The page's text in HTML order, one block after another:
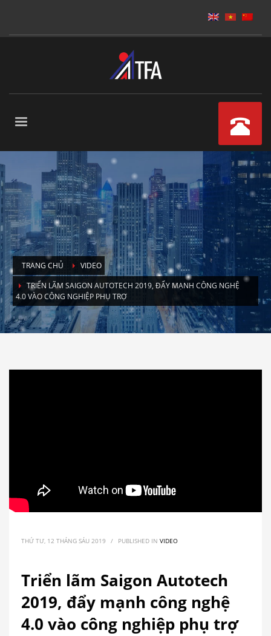
TRANG CHỦ
VIDEO
TRIỂN LÃM SAIGON AUTOTECH 2019, ĐẨY MẠNH CÔNG NGHỆ
4.0 VÀO CÔNG NGHIỆP PHỤ TRỢ
THỨ TƯ, 12 THÁNG SÁU 2019 / PUBLISHED IN VIDEO
Triển lãm Saigon Autotech
2019, đẩy mạnh công nghệ
4.0 vào công nghiệp phụ trợ